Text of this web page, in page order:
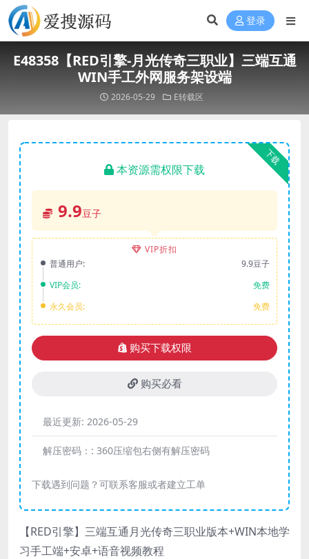
登录
E48358【RED引擎-月光传奇三职业】三端互通
WIN手工外网服务架设端
2026-05-29 E转载区
下载
本资源需权限下载
9.9豆子
VIP折扣
普通用户:
9.9豆子
VIP会员:
免费
永久会员:
免费
购买下载权限
购买必看
最近更新: 2026-05-29
解压密码：: 360压缩包右侧有解压密码
下载遇到问题？可联系客服或者建立工单
【RED引擎】三端互通月光传奇三职业版本+WIN本地学
习手工端+安卓+语音视频教程